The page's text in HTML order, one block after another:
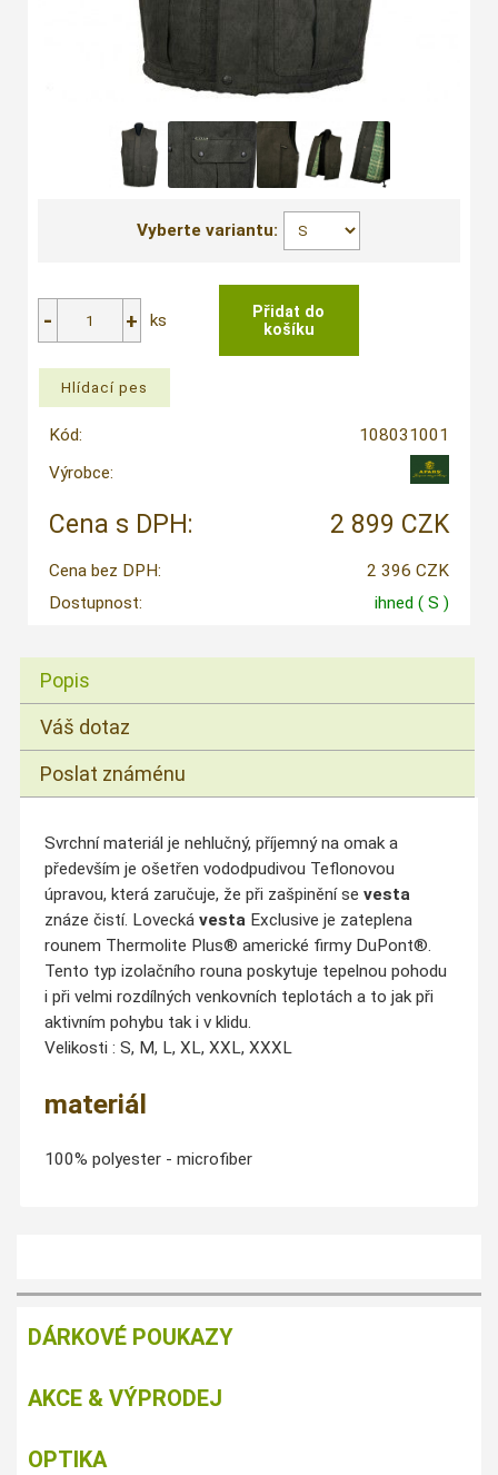
Vyberte variantu:
ks
Kód:
108031001
Výrobce:
Cena s DPH: 2 899 CZK
Cena bez DPH:
2 396 CZK
Dostupnost:
ihned ( S )
Popis
Váš dotaz
Poslat známénu
Svrchní materiál je nehlučný, příjemný na omak a
především je ošetřen vododpudivou Teflonovou
úpravou, která zaručuje, že při zašpinění se vesta
znáze čistí. Lovecká vestaExclusive je zateplena
rounem Thermolite Plus® americké firmy DuPont®.
Tento typ izolačního rouna poskytuje tepelnou pohodu
i při velmi rozdílných venkovních teplotách a to jak při
aktivním pohybu tak i v klidu.
Velikosti : S, M, L, XL, XXL, XXXL
materiál
100% polyester - microfiber
DÁRKOVÉ POUKAZY
AKCE & VÝPRODEJ
OPTIKA